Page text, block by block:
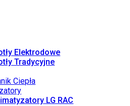
Elektrodowe
Tradycyjne
Ciepła
LG RAC